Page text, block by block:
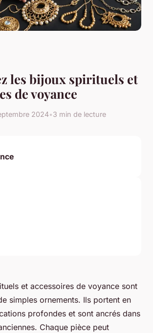
les bijoux spirituels et
de voyance
2024•3 min de lecture
et accessoires de voyance sont
simples ornements. Ils portent en
profondes et sont ancrés dans
Chaque pièce peut